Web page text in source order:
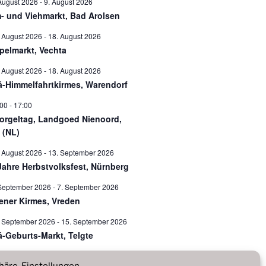
und Viehmarkt, Bad Arolsen
August 2026 - 18. August 2026
Vechta
August 2026 - 18. August 2026
Himmelfahrtkirmes, Warendorf
- 17:00
Landgoed Nienoord,
2026 - 13. September 2026
Herbstvolksfest, Nürnberg
2026 -7. September 2026
Kirmes, Vreden
September 2026 - 15. September 2026
Geburts-Markt, Telgte